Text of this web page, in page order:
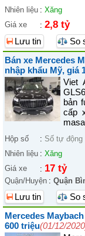
Nhiên liệu : Xăng
Giá xe
: 2,8 tỷ
Lưu tin
So
Bán xe Mercedes
nhập khẩu Mỹ, giá
Viet
bản
cấp
Hộp số : Số tự động
Nhiên liệu : Xăng
Giá xe
: 17 tỷ
Quận/Huyện : Quận
Lưu tin
So
Mercedes
600 triệu(01/12/